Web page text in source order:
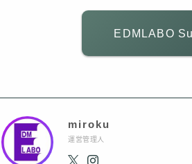
EDMLABO
miroku
運営管理人